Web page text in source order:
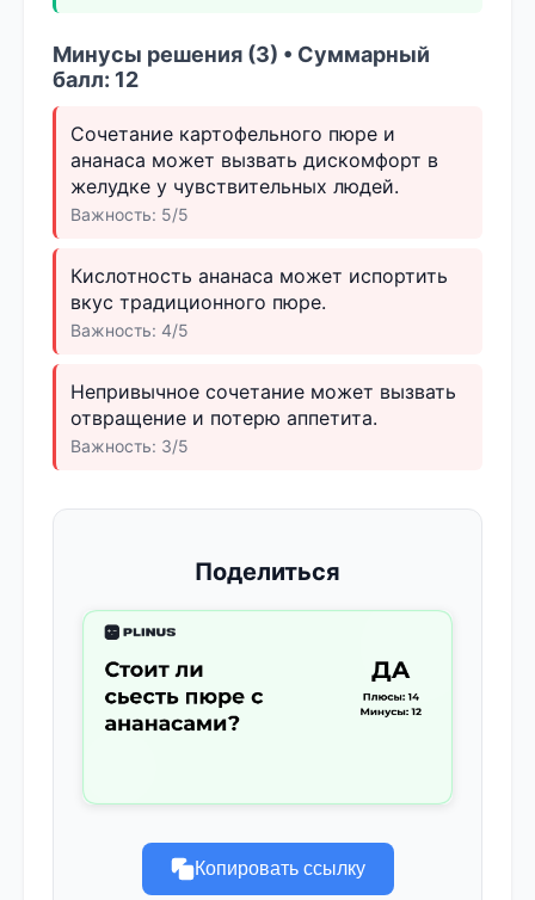
Минусы решения (3) • Суммарный
балл: 12
Сочетание картофельного пюре и
ананаса может вызвать дискомфорт в
желудке у чувствительных людей.
Важность: 5/5
Кислотность ананаса может испортить
вкус традиционного пюре.
Важность: 4/5
Непривычное сочетание может вызвать
отвращение и потерю аппетита.
Важность: 3/5
Поделиться
Копировать ссылку